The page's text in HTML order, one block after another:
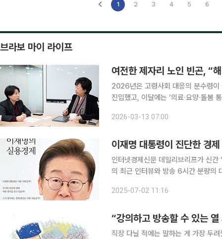
1 2 3 4 5 6
브라보 마이 라이프
여전한 제자리 노인 빈곤, “
2026년은 고령사회 대응의 분수령이
진입했고, 이달에는 ‘의료·요양·돌봄
를 고령친화적으로 재설계해야 한다
2026-03-13 07:00
이재명 대통령이 진단한 경
인터넷경제신문 데일리브리프가 신간
의 최근 인터뷰와 방송 6시간 분량의 대
시작해서 민생 경제, 첨단 산업, 부동
2025-07-02 11:16
“강의하고 방송할 수 있는
직장 다닐 적에는 말하는 게 가장 두